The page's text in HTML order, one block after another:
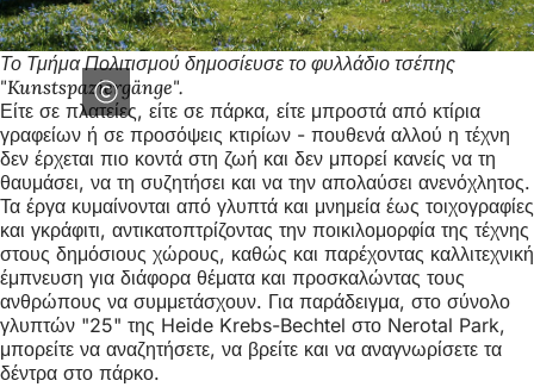
Το Τμήμα Πολιτισμού δημοσίευσε το φυλλάδιο τσέπης
"Kunstspaziergänge".
Είτε σε πλατείες, είτε σε πάρκα, είτε μπροστά από κτίρια
γραφείων ή σε προσόψεις κτιρίων - πουθενά αλλού η τέχνη
δεν έρχεται πιο κοντά στη ζωή και δεν μπορεί κανείς να τη
θαυμάσει, να τη συζητήσει και να την απολαύσει ανενόχλητος.
Τα έργα κυμαίνονται από γλυπτά και μνημεία έως τοιχογραφίες
και γκράφιτι, αντικατοπτρίζοντας την ποικιλομορφία της τέχνης
στους δημόσιους χώρους, καθώς και παρέχοντας καλλιτεχνική
έμπνευση για διάφορα θέματα και προσκαλώντας τους
ανθρώπους να συμμετάσχουν. Για παράδειγμα, στο σύνολο
γλυπτών "25" της Heide Krebs-Bechtel στο Nerotal Park,
μπορείτε να αναζητήσετε, να βρείτε και να αναγνωρίσετε τα
δέντρα στο πάρκο.